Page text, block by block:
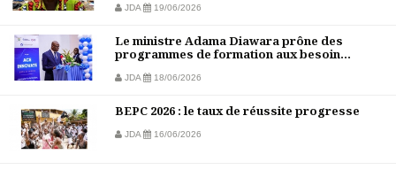
JDA 19/06/2026
Le ministre Adama Diawara prône des
programmes de formation aux besoin...
JDA 18/06/2026
BEPC 2026 : le taux de réussite progresse
JDA 16/06/2026